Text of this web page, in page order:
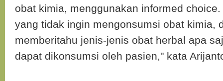
obat kimia, menggunakan informed
yang tidak ingin mengonsumsi obat kimia,
memberitahu jenis-jenis obat herbal apa
dapat dikonsumsi oleh pasien," kata